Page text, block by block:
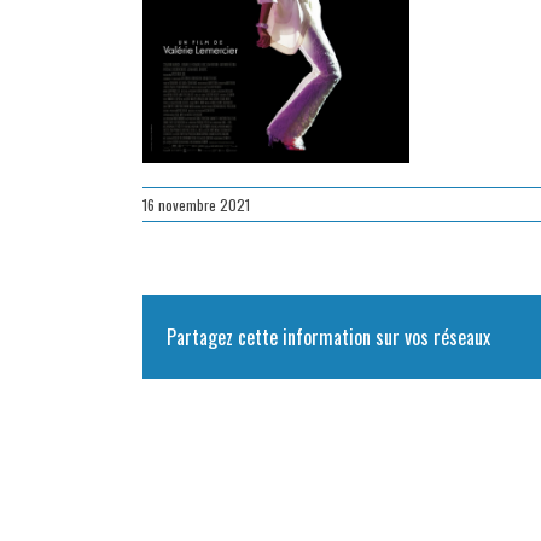
16 novembre 2021
Partagez cette information sur vos réseaux